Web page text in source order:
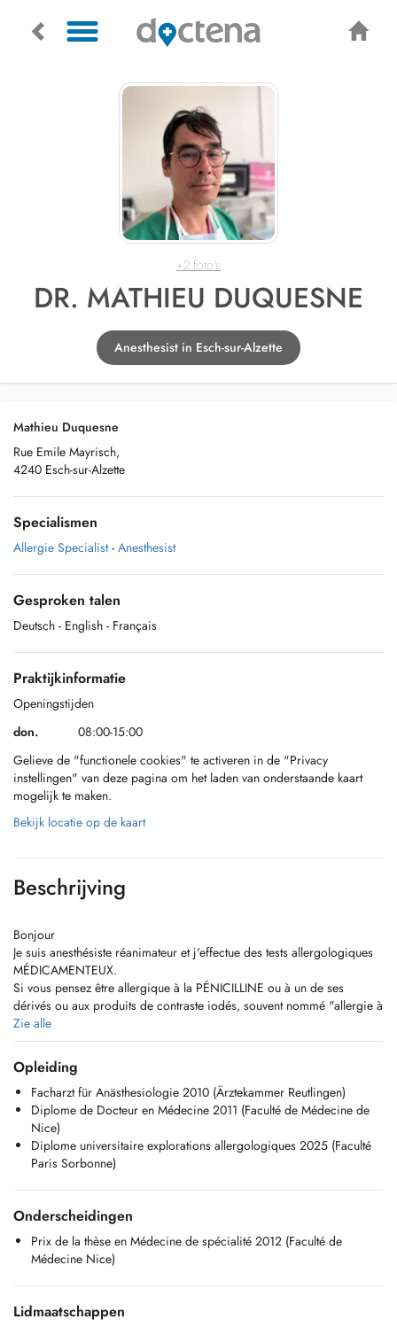
+2 foto's
DR. MATHIEU DUQUESNE
Anesthesist in Esch-sur-Alzette
Mathieu Duquesne
Rue Emile Mayrisch,
4240 Esch-sur-Alzette
Specialismen
Allergie Specialist - Anesthesist
Gesproken talen
Deutsch - English - Français
Praktijkinformatie
Openingstijden
don.
08:00-15:00
Gelieve de "functionele cookies" te activeren in de "Privacy
instellingen" van deze pagina om het laden van onderstaande kaart
mogelijk te maken.
Bekijk locatie op de kaart
Beschrijving
Bonjour
Je suis anesthésiste réanimateur et j'effectue des tests allergologiques
MÉDICAMENTEUX.
Si vous pensez être allergique à la PÉNICILLINE ou à un de ses
dérivés ou aux produits de contraste iodés, souvent nommé "allergie à
l'IODE", je vous propose d'avoir la certitude sur la présence de votre
allergie (ou non) en réalisant une consultation, et si nécessaire des
tests cutanés, et peut être même une reprise test du médicament, dans
un environnement médicalisé et sûr, à lhôpital.
Cela est très important car vous aurez sûrement à l'avenir besoin de
recevoir une pénicilline ou un scanner avec injection de produit de
contraste, et ce en urgence, donc prenez maintenant le temps de
connaitre vos allergies, cela peut vous sauver la vie.
l'anesthésie générale.
Zie alle
Opleiding
Facharzt für Anästhesiologie 2010 (Ärztekammer Reutlingen)
Diplome de Docteur en Médecine 2011 (Faculté de Médecine de
Nice)
Diplome universitaire explorations allergologiques 2025 (Faculté
Paris Sorbonne)
Onderscheidingen
Prix de la thèse en Médecine de spécialité 2012 (Faculté de
Médecine Nice)
Lidmaatschappen